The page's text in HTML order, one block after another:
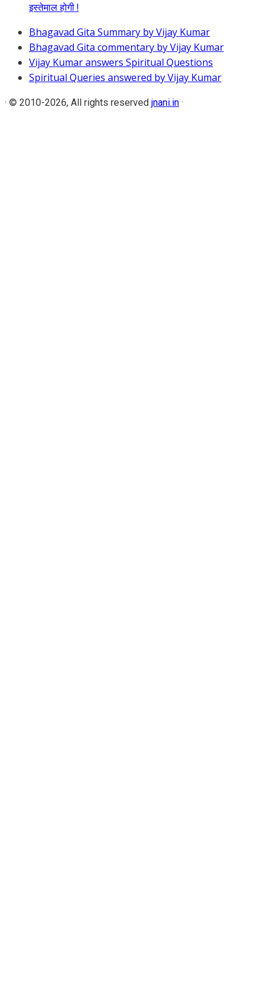
इस्तेमाल होगी !
Bhagavad Gita Summary by Vijay Kumar
Bhagavad Gita commentary by Vijay Kumar
Vijay Kumar answers Spiritual Questions
Spiritual Queries answered by Vijay Kumar
· © 2010-2026, All rights reserved jnani.in ·